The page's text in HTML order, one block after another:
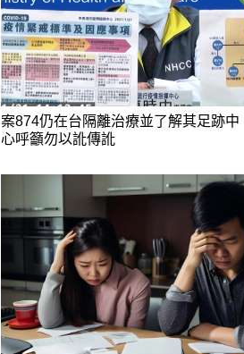
案874仍在台隔離治療並了解其足跡中
心呼籲勿以訛傳訛